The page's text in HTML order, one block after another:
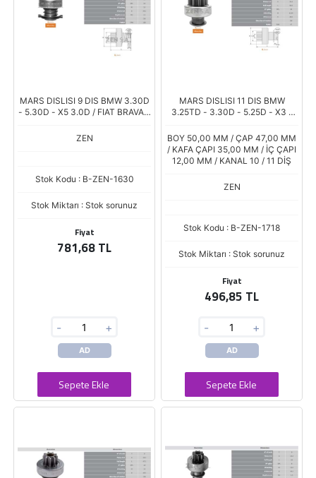
MARS DISLISI 9 DIS BMW 3.30D
- 5.30D - X5 3.0D / FIAT BRAVA -
ZEN
Stok Kodu : B-ZEN-1630
Stok Miktarı : Stok sorunuz
Fiyat
781,68 TL
- +
AD
Sepete Ekle
MARS DISLISI 11 DIS BMW
3.25TD - 3.30D - 5.25D - X3 -
BOY 50,00 MM / ÇAP 47,00 MM
/ KAFA ÇAPI 35,00 MM / İÇ ÇAPI
12,00 MM / KANAL 10 / 11 DİŞ
ZEN
Stok Kodu : B-ZEN-1718
Stok Miktarı : Stok sorunuz
Fiyat
496,85 TL
- +
AD
Sepete Ekle